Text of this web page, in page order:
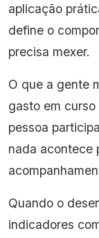
aplicação
define o
precisa mexer.
O que a gente
gasto em
pessoa
nada acontece
Quando o
indicadores